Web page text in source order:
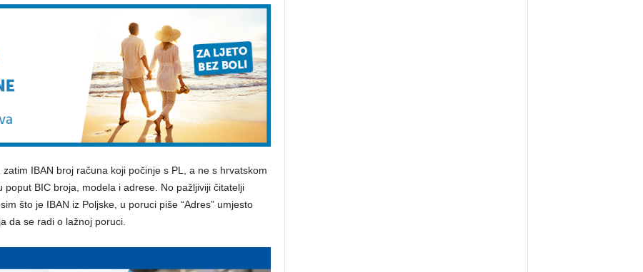
IBAN broj računa koji počinje s PL, a ne s hrvatskom
BIC broja, modela i adrese. No pažljiviji čitatelji
što je IBAN iz Poljske, u poruci piše “Adres” umjesto
da se radi o lažnoj poruci.